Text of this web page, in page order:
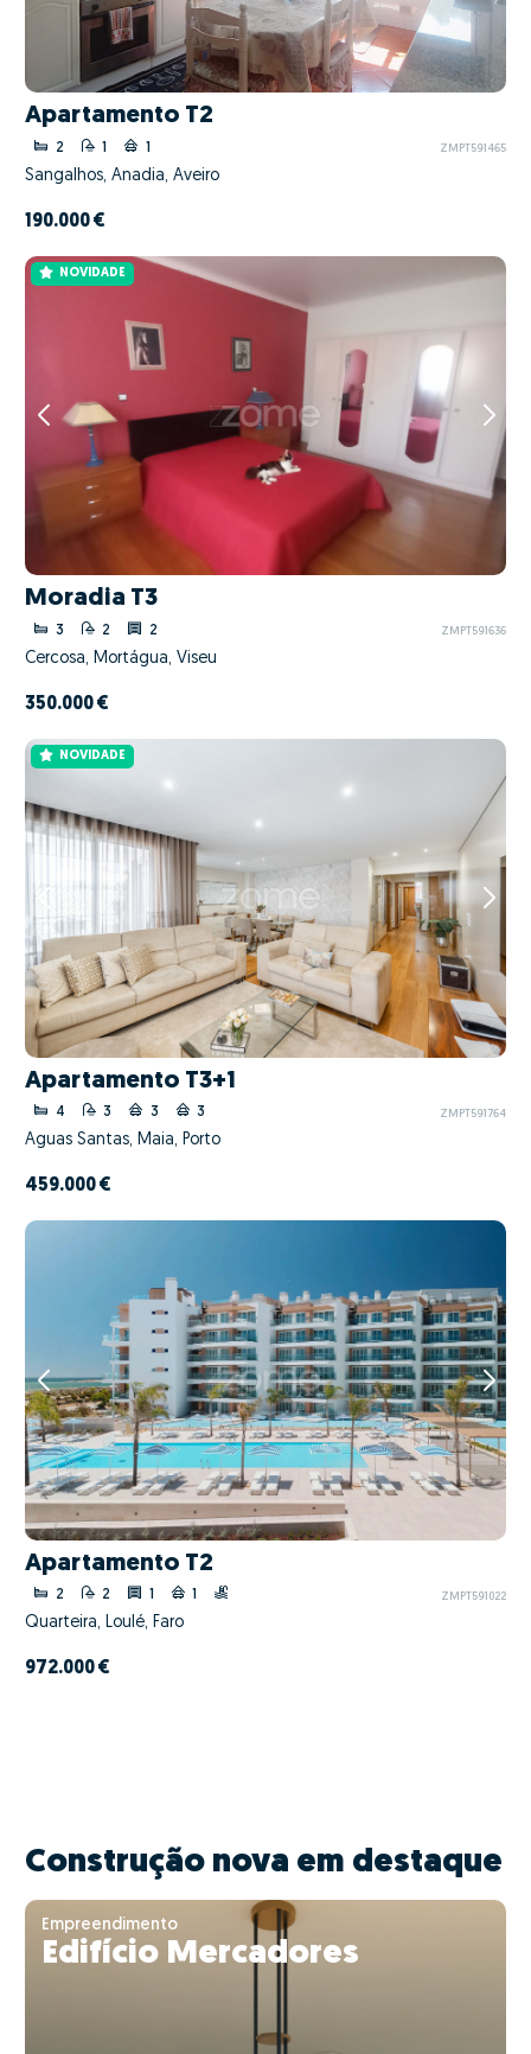
Apartamento T2
2 1 1 ZMPT591465
Sangalhos, Anadia, Aveiro
190.000 €
NOVIDADE
Moradia T3
3 2 2 ZMPT591636
Cercosa, Mortágua, Viseu
350.000 €
NOVIDADE
Apartamento T3+1
4 3 3 3 ZMPT591764
Águas Santas, Maia, Porto
459.000 €
Apartamento T2
2 2 ZMPT591022
Quarteira, Loulé, Faro
972.000 €
Construção nova em destaque
Empreendimento
Edifício Mercadores